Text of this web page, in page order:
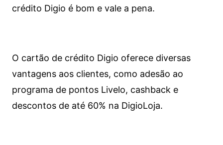
crédito Digio é bom e vale a pena.
O cartão de crédito Digio oferece diversas
vantagens aos clientes, como adesão ao
programa de pontos Livelo, cashback e
descontos de até 60% na DigioLoja.